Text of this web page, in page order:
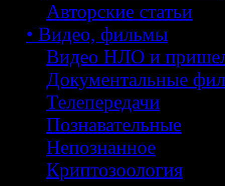
Авторские статьи
• Видео, фильмы
Видео НЛО и
Документальные
Телепередачи
Познавательные
Непознанное
Криптозоология